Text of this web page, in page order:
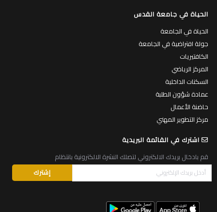
الحياة في جامعة القدس
الحياة في الجامعة
جولة افتراضية في الجامعة
الكافتيريات
المركز الرياضي
السكنات الداخلية
عمادة شؤون الطلبة
حاضنة الأعمال
مركز التطوير المهني
اشترك في القائمة البريدية
قم بادخال بريدك الالكتروني لتصلك النشرة الالكترونية بانتظام